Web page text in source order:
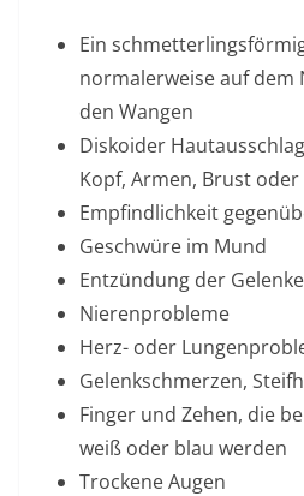
Ein
normalerweise auf dem
den Wangen
Diskoider
Kopf, Armen, Brust oder
Empfindlichkeit
Geschwüre im Mund
Entzündung der Gelenke
Nierenprobleme
Herz- oder
Gelenkschmerzen,
Finger und Zehen, die
weiß oder blau werden
Trockene Augen